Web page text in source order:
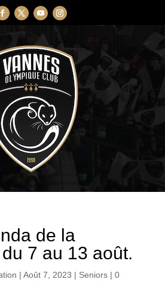
de la
7 au 13 août.
| Août 7, 2023 | Seniors| 0